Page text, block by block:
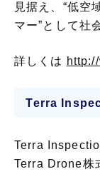
見据え、“低空
マー”として社
詳しくは
Terra
Terra
Terra Drone株